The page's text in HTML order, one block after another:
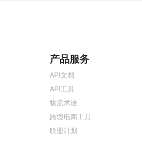
产品服务
API文档
API工具
物流术语
跨境电商工具
联盟计划